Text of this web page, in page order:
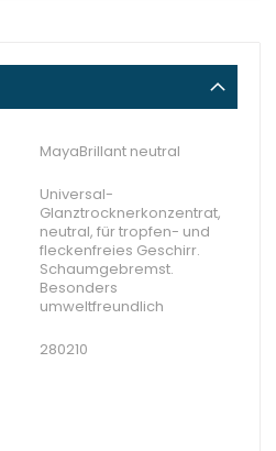
MayaBrillant neutral
Universal-
Glanztrocknerkonzentrat,
neutral, für tropfen- und
fleckenfreies Geschirr.
Schaumgebremst.
Besonders
umweltfreundlich
280210